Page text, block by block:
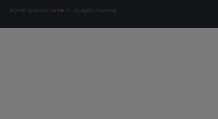
©2026 Quandoo GmbH i.L. All rights reserved